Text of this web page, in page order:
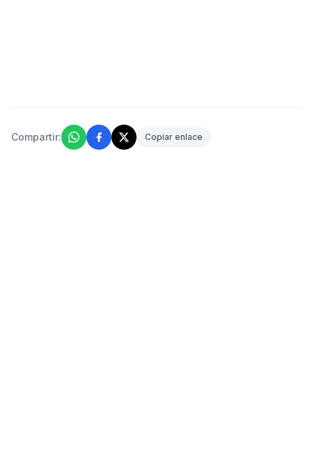
Compartir: Copiar enlace